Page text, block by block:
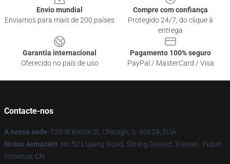
Envio mundial
Enviamos para mais de 200 países
Compre com confiança
Protegido 24/7, do clique à
entrega
Garantia internacional
Oferecido no país de uso
Pagamento 100% seguro
PayPal / MasterCard / Visa
Contacte-nos
A nossa sede: 720 W Kinzie St, Chicago, IL 60654, EUA
Nosso Armazém: No 52 Lujiang Road, Siming District, Xiamen, Fujian
Province, CN